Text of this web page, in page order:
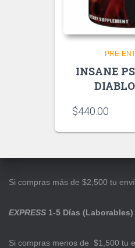
PRE-
INSANE
$440.00
Si compras más de $2,500 tu
EXPRESS 1-5 Días (Laborables)
Si compras menos de $1,500 tu